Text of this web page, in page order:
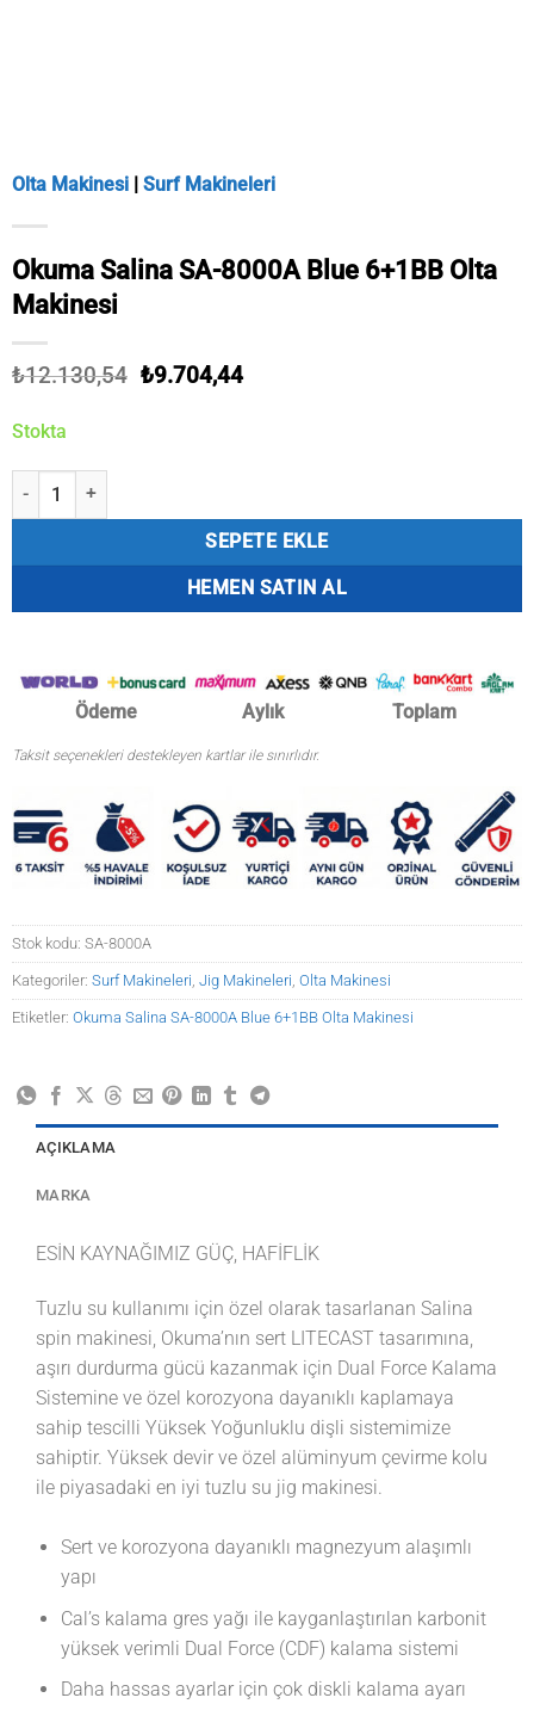
Olta Makinesi | Surf Makineleri
Okuma Salina SA-8000A Blue 6+1BB Olta
Makinesi
₺12.130,54 Orijinal
₺9.704,44Şu
Stokta
Okuma Salina SA-8000A Blue 6+1BB Olta Makinesi adet
SEPETE EKLE
HEMEN SATIN AL
Ödeme Aylık Toplam
Taksit seçenekleri destekleyen kartlar ile sınırlıdır.
Stok kodu: SA-8000A
Kategoriler: Surf Makineleri Jig Makineleri Olta Makinesi
Etiketler: Okuma Salina SA-8000A Blue 6+1BB Olta Makinesi
AÇIKLAMA
MARKA
ESİN KAYNAĞIMIZ GÜÇ, HAFİFLİK
Tuzlu su kullanımı için özel olarak tasarlanan Salina
spin makinesi, Okuma’nın sert LITECAST tasarımına,
aşırı durdurma gücü kazanmak için Dual Force Kalama
Sistemine ve özel korozyona dayanıklı kaplamaya
sahip tescilli Yüksek Yoğunluklu dişli sistemimize
sahiptir. Yüksek devir ve özel alüminyum çevirme kolu
ile piyasadaki en iyi tuzlu su jig makinesi.
Sert ve korozyona dayanıklı magnezyum alaşımlı
yapı
Cal’s kalama gres yağı ile kayganlaştırılan karbonit
yüksek verimli Dual Force (CDF) kalama sistemi
Daha hassas ayarlar için çok diskli kalama ayarı